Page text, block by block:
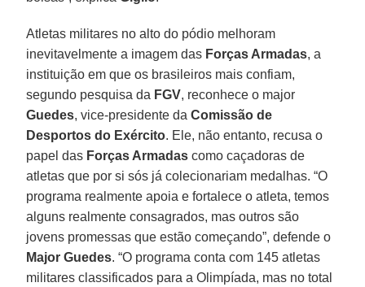
Atletas militares no alto do pódio melhoram
inevitavelmente a imagem das Forças Armadas, a
instituição em que os brasileiros mais confiam,
segundo pesquisa da FGV, reconhece o major
Guedes, vice-presidente daComissão de
Desportos do Exército. Ele, não entanto, recusa o
papel das Forças Armadas como caçadoras de
atletas que por si sós já colecionariam medalhas. “O
programa realmente apoia e fortalece o atleta, temos
alguns realmente consagrados, mas outros são
jovens promessas que estão começando”, defende o
Major Guedes. “O programa conta com 145 atletas
militares classificados para a Olimpíada, mas no total